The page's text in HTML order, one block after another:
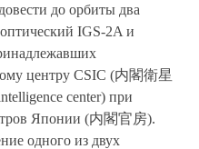
до орбиты два
IGS-2A и
центру CSIC (内閣衛星
center) при
Японии (内閣官房).
одного из двух